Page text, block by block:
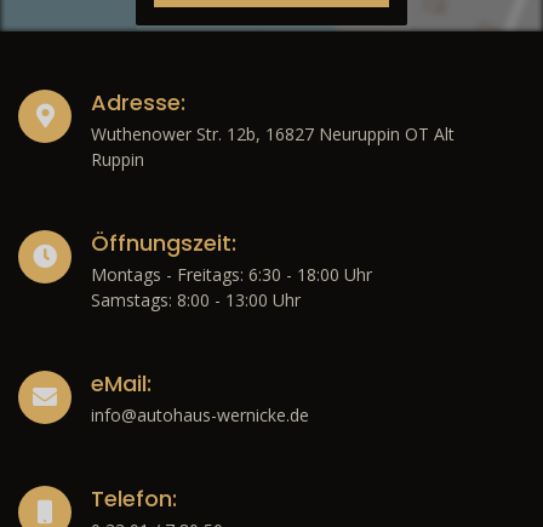
Adresse:
Wuthenower Str. 12b, 16827 Neuruppin OT Alt
Ruppin
Öffnungszeit:
Montags - Freitags: 6:30 - 18:00 Uhr
Samstags: 8:00 - 13:00 Uhr
eMail:
info@autohaus-wernicke.de
Telefon: